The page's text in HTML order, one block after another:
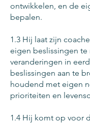
ontwikkelen, en de
bepalen.
​1.3 Hij laat zijn
eigen beslissingen te
veranderingen in
beslissingen aan te
houdend met eigen
prioriteiten en
1.4 Hij komt op voor